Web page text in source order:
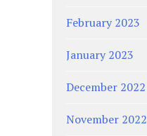
February 2023
January 2023
December 2022
November 2022